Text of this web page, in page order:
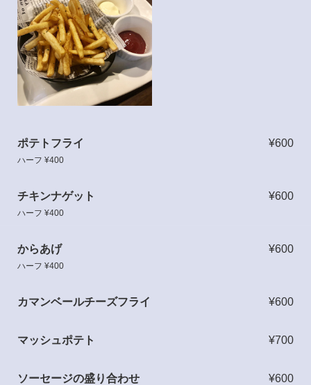
ポテトフライ
ハーフ ¥400
¥600
チキンナゲット
ハーフ ¥400
¥600
からあげ
ハーフ ¥400
¥600
カマンベールチーズフライ ¥600
マッシュポテト ¥700
ソーセージの盛り合わせ ¥600